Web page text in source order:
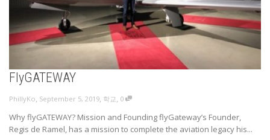
FlyGATEWAY
PhillyKo, September 5, 2019, 학교 , 0
Why flyGATEWAY? Mission and Founding flyGateway’s Founder,
Regis de Ramel, has a mission to complete the aviation legacy his...